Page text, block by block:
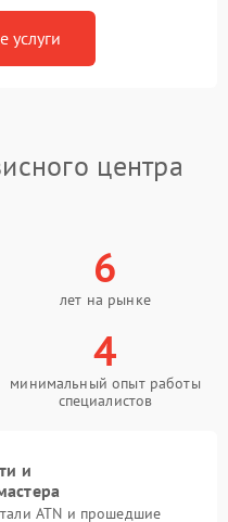
услуги
центра
6
лет на рынке
4
минимальный опыт работы
специалистов
и
ATN и прошедшие